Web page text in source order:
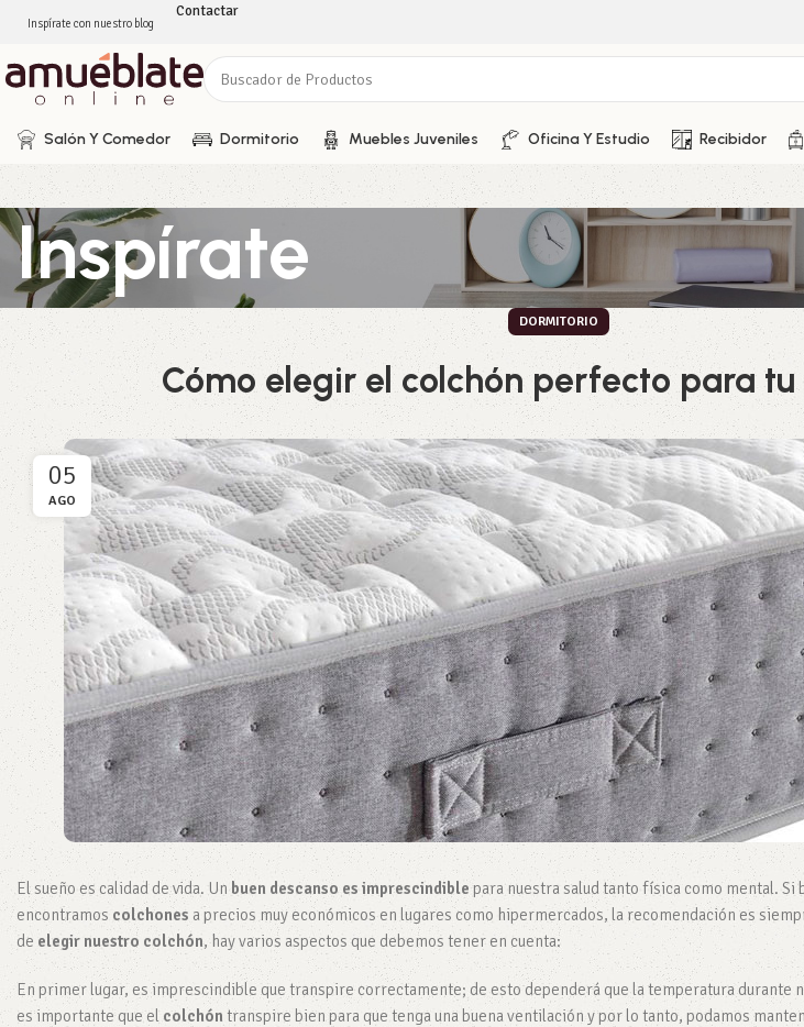
Inspírate con nuestro blog
Contactar
Salón Y Comedor Dormitorio Muebles Juveniles Oficina Y Estudio Recibidor
Inspírate
DORMITORIO
Cómo elegir el colchón perfecto para tu
05
AGO
El sueño es calidad de vida. Unbuen descanso es imprescindiblepara nuestra salud tanto física como mental. Si
encontramos colchones a precios muy económicos en lugares como hipermercados, la recomendación es
de elegir nuestro colchón, hay varios aspectos que debemos tener en cuenta:
En primer lugar, es imprescindible que transpire correctamente; de esto dependerá que la temperatura durante
es importante que el colchón transpire bien para que tenga una buena ventilación y por lo tanto, podamos